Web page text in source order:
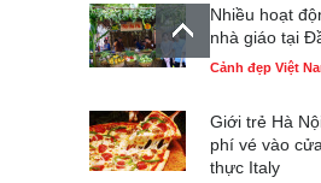
Nhiều hoạt
nhà giáo tại
Cảnh đẹp Việt
Giới trẻ Hà
phí vé vào
thực Italy